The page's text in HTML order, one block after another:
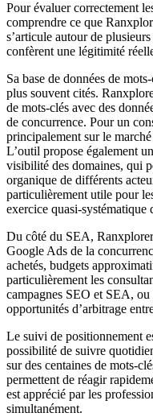
Pour évaluer correctement
comprendre ce que
s’articule autour de
confèrent une légitimité
Sa base de données de
plus souvent cités.
de mots-clés avec des
de concurrence. Pour un
principalement sur le
L’outil propose également
visibilité des domaines, qui
organique de différents
particulièrement utile pour
exercice quasi-systématique
Du côté du SEA,
Google Ads de la
achetés, budgets
particulièrement les
campagnes SEO et SEA,
opportunités d’arbitrage
Le suivi de positionnement
possibilité de suivre
sur des centaines de mots-
permettent de réagir
est apprécié par les
simultanément.